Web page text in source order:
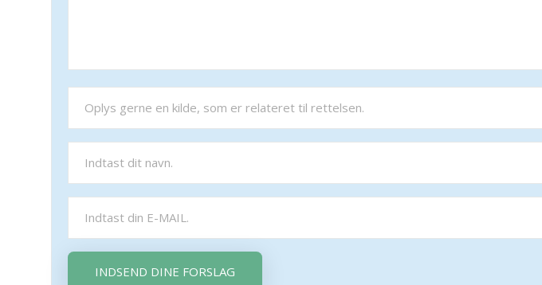
INDSEND DINE FORSLAG